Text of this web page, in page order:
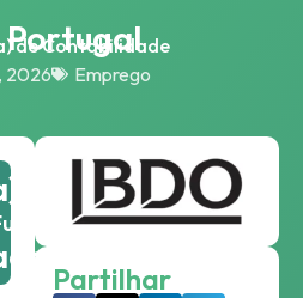
Portugal
de Contabilidade
2026
Emprego
Partilhar